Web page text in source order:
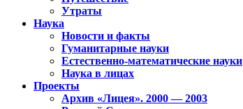
Утраты
Наука
Новости и факты
Гуманитарные науки
Естественно-математические науки
Наука в лицах
Проекты
Архив «Лицея». 2000 — 2003